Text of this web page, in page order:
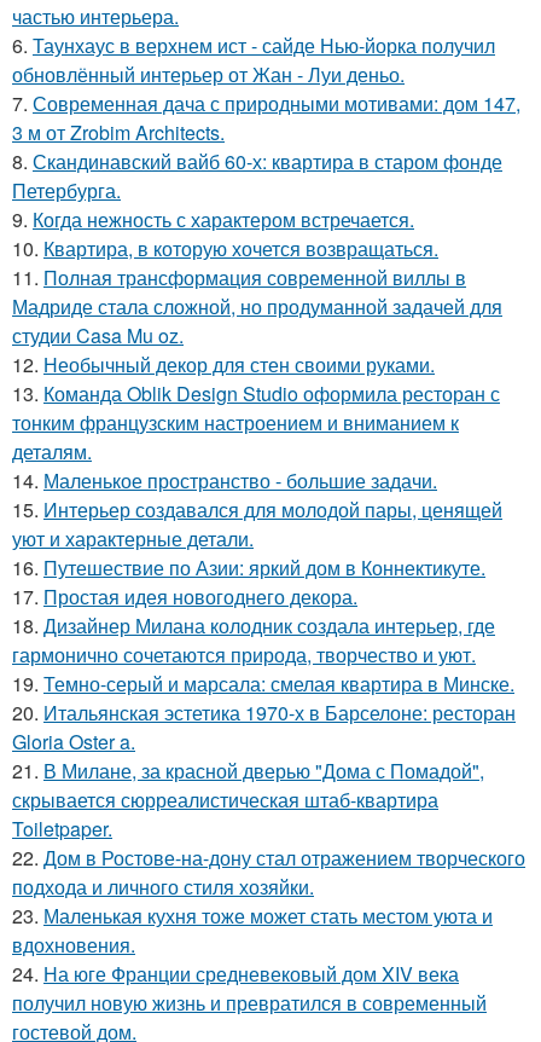
частью интерьера.
6. Таунхаус в верхнем ист - сайде Нью-йорка получил
обновлённый интерьер от Жан - Луи деньо.
7. Современная дача с природными мотивами: дом 147,
3 м от Zrobim Architects.
8. Скандинавский вайб 60-х: квартира в старом фонде
Петербурга.
9. Когда нежность с характером встречается.
10. Квартира, в которую хочется возвращаться.
11. Полная трансформация современной виллы в
Мадриде стала сложной, но продуманной задачей для
студии Casa Mu oz.
12. Необычный декор для стен своими руками.
13. Команда Oblik Design Studio оформила ресторан с
тонким французским настроением и вниманием к
деталям.
14. Маленькое пространство - большие задачи.
15. Интерьер создавался для молодой пары, ценящей
уют и характерные детали.
16. Путешествие по Азии: яркий дом в Коннектикуте.
17. Простая идея новогоднего декора.
18. Дизайнер Милана колодник создала интерьер, где
гармонично сочетаются природа, творчество и уют.
19. Темно-серый и марсала: смелая квартира в Минске.
20. Итальянская эстетика 1970-х в Барселоне: ресторан
Gloria Oster a.
21. В Милане, за красной дверью "Дома с Помадой",
скрывается сюрреалистическая штаб-квартира
Toiletpaper.
22. Дом в Ростове-на-дону стал отражением творческого
подхода и личного стиля хозяйки.
23. Маленькая кухня тоже может стать местом уюта и
вдохновения.
24. На юге Франции средневековый дом XIV века
получил новую жизнь и превратился в современный
гостевой дом.